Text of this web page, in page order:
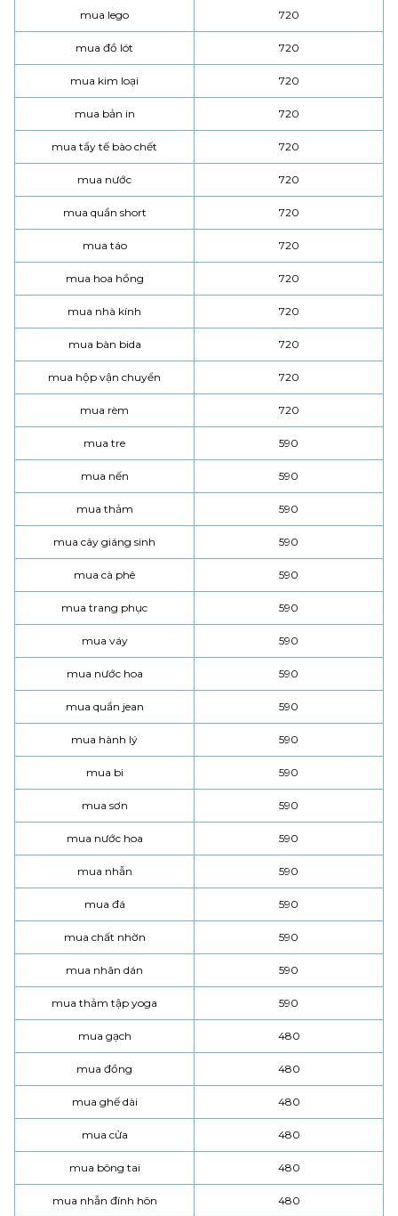
mua lego 720
mua đồ lót 720
mua kim loại 720
mua bản in 720
mua tẩy tế bào chết 720
mua nước 720
mua quần short 720
mua táo 720
mua hoa hồng 720
mua nhà kính 720
mua bàn bida 720
mua hộp vận chuyển 720
mua rèm 720
mua tre 590
mua nến 590
mua thảm 590
mua cây giáng sinh 590
mua cà phê 590
mua trang phục 590
mua váy 590
mua nước hoa 590
mua quần jean 590
mua hành lý 590
mua bi 590
mua sơn 590
mua nước hoa 590
mua nhẫn 590
mua đá 590
mua chất nhờn 590
mua nhãn dán 590
mua thảm tập yoga 590
mua gạch 480
mua đồng 480
mua ghế dài 480
mua cửa 480
mua bông tai 480
mua nhẫn đính hôn 480